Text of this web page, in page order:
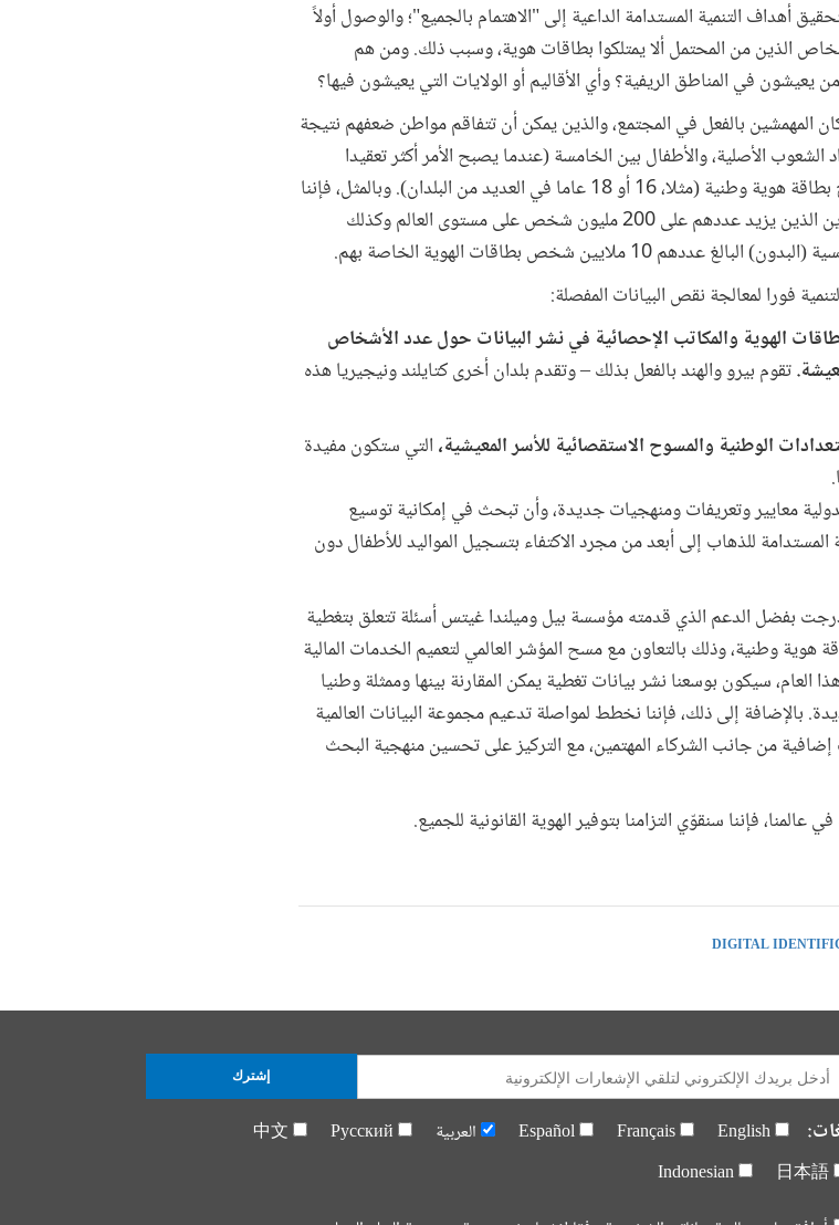
أهداف التنمية المستدامة الداعية إلى "الاهتمام بالجميع"؛ والوصول أولاً
الذين من المحتمل ألا يمتلكوا بطاقات هوية، وسبب ذلك. ومن هم
في المناطق الريفية؟ وأي الأقاليم أو الولايات التي يعيشون فيها؟
المهمشين بالفعل في المجتمع، والذين يمكن أن تتفاقم مواطن ضعفهم نتيجة
الشعوب الأصلية، والأطفال بين الخامسة (عندما يصبح الأمر أكثر تعقيدا
لتسجيلهم لاستخراج شهادة ميلاد) وسن التأهل لاستخراج بطاقة هوية وطنية (مثلا، 16 أو 18 عاما في العديد من البلدان). وبالمثل، فإننا
لا نعرف على وجه الدقة كيف يستخرج العديد من المهاجرين الذين يزيد عددهم على 200 مليون شخص على مستوى العالم وكذلك
فورا لمعالجة نقص البيانات المفصلة:
بطاقات الهوية والمكاتب الإحصائية في نشر البيانات حول عدد الأشخاص
تقوم بيرو والهند بالفعل بذلك – وتقدم بلدان أخرى كتايلند ونيجيريا هذه
الوطنية والمسوح الاستقصائية للأسر المعيشية، التي ستكون مفيدة
معايير وتعريفات ومنهجيات جديدة، وأن تبحث في إمكانية توسيع
رقم 16.9 من أهداف التنمية المستدامة للذهاب إلى أبعد من مجرد الاكتفاء بتسجيل المواليد للأطفال دون
بفضل الدعم الذي قدمته مؤسسة بيل وميلندا غيتس أسئلة تتعلق بتغطية
وطنية، وذلك بالتعاون مع مسح المؤشر العالمي لتعميم الخدمات المالية
90 بلدا). وبحلول نهاية هذا العام، سيكون بوسعنا نشر بيانات تغطية يمكن المقارنة بينها وممثلة وطنيا
إلى ذلك، فإننا نخطط لمواصلة تدعيم مجموعة البيانات العالمية
من جانب الشركاء المهتمين، مع التركيز على تحسين منهجية البحث
فإننا سنقوّي التزامنا بتوفير الهوية القانونية للجميع.
DIGITAL
English
Français
Español العربية Русский
中文
日本語
Indonesian
إشترك